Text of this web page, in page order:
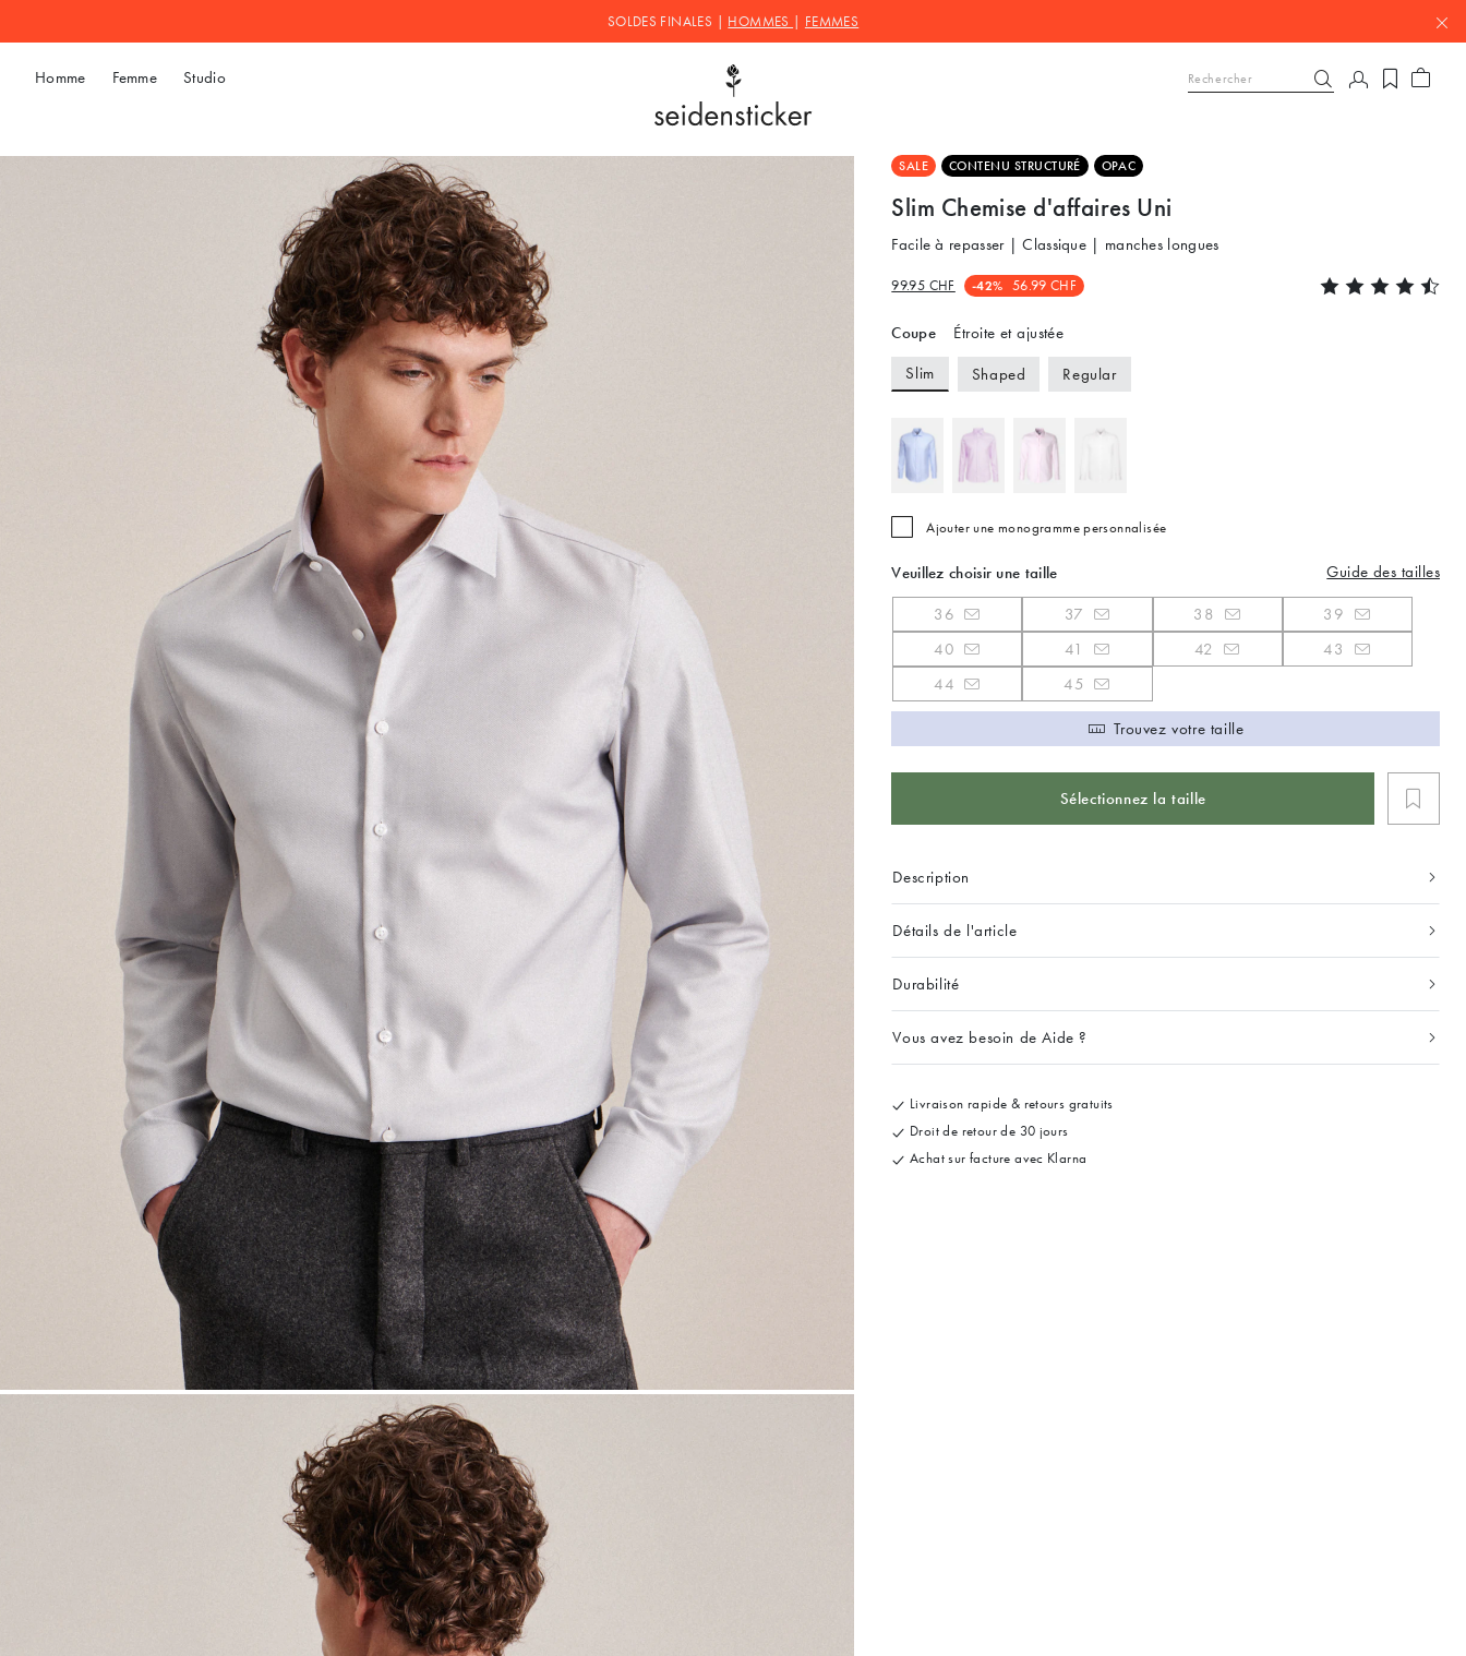
SOLDES FINALES | HOMMES FEMMES
Homme Femme Studio
SALE CONTENU STRUCTURÉ OPAC
Slim Chemise d'affaires Uni
Facile à repasser | Classique | manches longues
99.95 CHF -42% 56.99 CHF
Coupe Étroite et ajustée
Slim Shaped Regular
Ajouter une monogramme personnalisée
Veuillez choisir une taille Guide des tailles
36 37 38
39
40
41 42
43
44
45
Trouvez votre taille
Sélectionnez la taille
Description
Détails de l'article
Durabilité
Vous avez besoin de Aide ?
Livraison rapide & retours gratuits
Droit de retour de 30 jours
Achat sur facture avec Klarna